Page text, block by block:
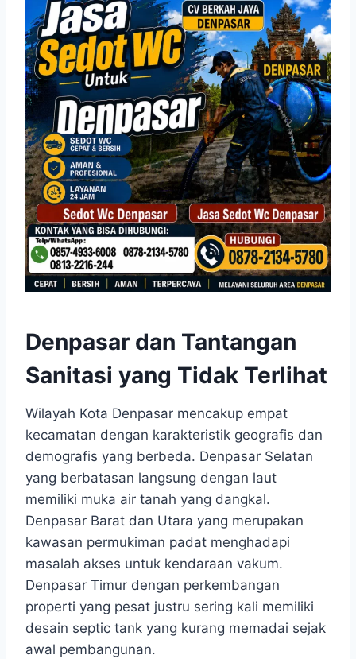
Denpasar dan Tantangan
Sanitasi yang Tidak Terlihat
Wilayah Kota Denpasar mencakup empat
kecamatan dengan karakteristik geografis dan
demografis yang berbeda. Denpasar Selatan
yang berbatasan langsung dengan laut
memiliki muka air tanah yang dangkal.
Denpasar Barat dan Utara yang merupakan
kawasan permukiman padat menghadapi
masalah akses untuk kendaraan vakum.
Denpasar Timur dengan perkembangan
properti yang pesat justru sering kali memiliki
desain septic tank yang kurang memadai sejak
awal pembangunan.